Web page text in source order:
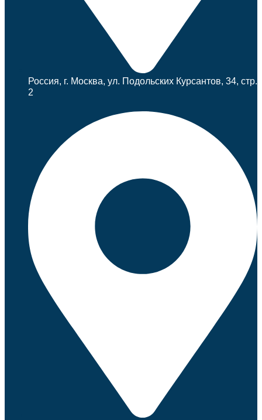
Россия, г. Москва, ул. Подольских Курсантов, 34, стр.
2